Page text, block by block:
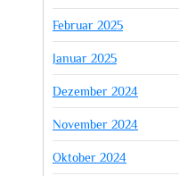
Februar 2025
Januar 2025
Dezember 2024
November 2024
Oktober 2024